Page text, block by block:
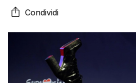
provato a strapparci di dosso
tutti sanno vincere, ma sono
ancora più godere.
Condividi